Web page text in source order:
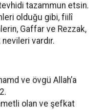
tazammun etsin.
olduğu gibi, fiilî
Gaffar ve Rezzak,
vardır.
ve övgü Allah’a
olan ve şefkat